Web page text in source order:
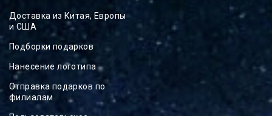
Доставка из Китая, Европы
и США
Подборки подарков
Нанесение логотипа
Отправка подарков по
филиалам